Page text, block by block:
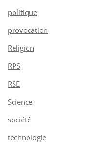
politique
provocation
Religion
RPS
RSE
Science
société
technologie